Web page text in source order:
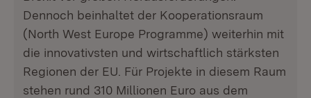
Dennoch beinhaltet der Kooperationsraum
(North West Europe Programme) weiterhin mit
die innovativsten und wirtschaftlich stärksten
Regionen der EU. Für Projekte in diesem Raum
stehen rund 310 Millionen Euro aus dem